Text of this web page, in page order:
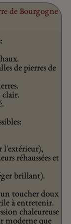
de Bourgogne
de pierres de
clair.
l'extérieur),
réhaussées et
brillant).
toucher doux
à entretenir.
chaleureuse
moderne que